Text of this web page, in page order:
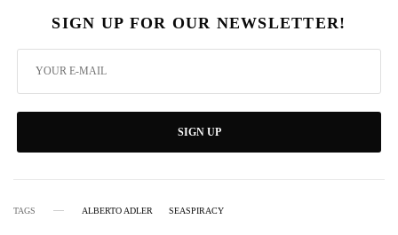
SIGN UP FOR OUR NEWSLETTER!
SIGN UP
TAGS ALBERTO ADLER SEASPIRACY